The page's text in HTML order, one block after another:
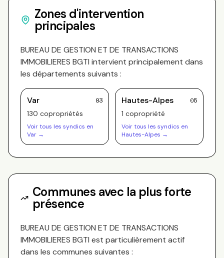
Zones d'intervention
principales
BUREAU DE GESTION ET DE TRANSACTIONS
IMMOBILIERES BGTI intervient principalement dans
les départements suivants :
Var 83
130 copropriétés
Voir tous les syndics en
Var →
Hautes-Alpes 05
1 copropriété
Voir tous les syndics en
Hautes-Alpes →
Communes avec la plus forte
présence
BUREAU DE GESTION ET DE TRANSACTIONS
IMMOBILIERES BGTI est particulièrement actif
dans les communes suivantes :